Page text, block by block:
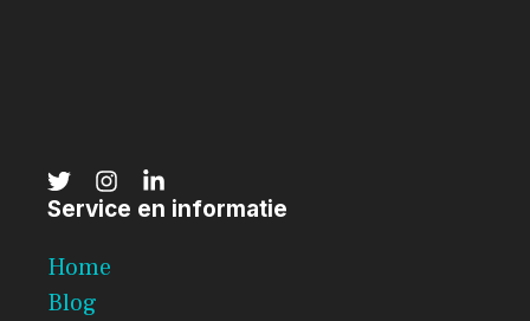
Service en informatie
Home
Blog